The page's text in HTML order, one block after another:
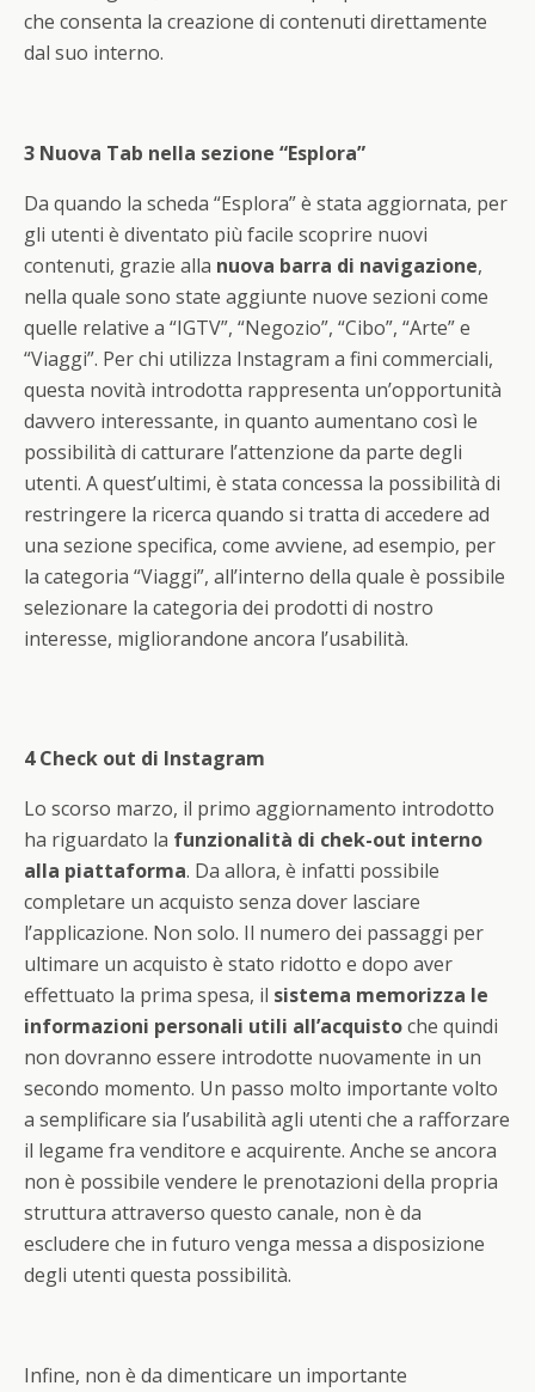
che consenta la creazione di contenuti direttamente
dal suo interno.
3 Nuova Tab nella sezione “Esplora”
Da quando la scheda “Esplora” è stata aggiornata, per
gli utenti è diventato più facile scoprire nuovi
contenuti, grazie alla nuova barra di navigazione,
nella quale sono state aggiunte nuove sezioni come
quelle relative a “IGTV”, “Negozio”, “Cibo”, “Arte” e
“Viaggi”. Per chi utilizza Instagram a fini commerciali,
questa novità introdotta rappresenta un’opportunità
davvero interessante, in quanto aumentano così le
possibilità di catturare l’attenzione da parte degli
utenti. A quest’ultimi, è stata concessa la possibilità di
restringere la ricerca quando si tratta di accedere ad
una sezione specifica, come avviene, ad esempio, per
la categoria “Viaggi”, all’interno della quale è possibile
selezionare la categoria dei prodotti di nostro
interesse, migliorandone ancora l’usabilità.
4 Check out di Instagram
Lo scorso marzo, il primo aggiornamento introdotto
ha riguardato la funzionalità di chek-out interno
alla piattaforma. Da allora, è infatti possibile
completare un acquisto senza dover lasciare
l’applicazione. Non solo. Il numero dei passaggi per
ultimare un acquisto è stato ridotto e dopo aver
effettuato la prima spesa, il sistema memorizza le
informazioni personali utili all’acquistoche quindi
non dovranno essere introdotte nuovamente in un
secondo momento. Un passo molto importante volto
a semplificare sia l’usabilità agli utenti che a rafforzare
il legame fra venditore e acquirente. Anche se ancora
non è possibile vendere le prenotazioni della propria
struttura attraverso questo canale, non è da
escludere che in futuro venga messa a disposizione
degli utenti questa possibilità.
Infine, non è da dimenticare un importante